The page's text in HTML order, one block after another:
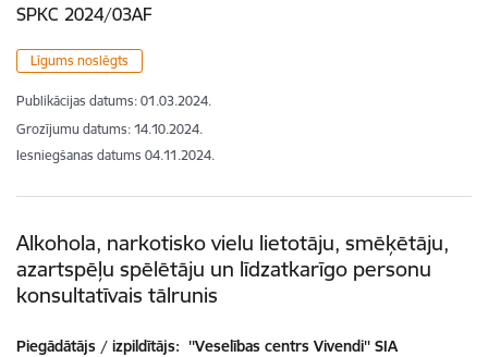
SPKC 2024/03AF
Līgums noslēgts
Publikācijas datums: 01.03.2024.
Grozījumu datums: 14.10.2024.
Iesniegšanas datums 04.11.2024.
Alkohola, narkotisko vielu lietotāju, smēķētāju,
azartspēļu spēlētāju un līdzatkarīgo personu
konsultatīvais tālrunis
Piegādātājs / izpildītājs: ''Veselības centrs Vivendi'' SIA